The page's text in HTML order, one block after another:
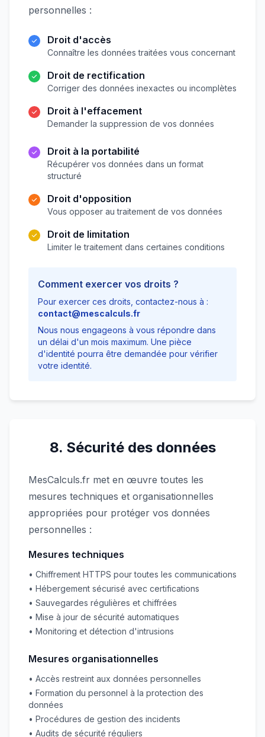
personnelles :
Droit d'accès
Connaître les données traitées vous concernant
Droit de rectification
Corriger des données inexactes ou incomplètes
Droit à l'effacement
Demander la suppression de vos données
Droit à la portabilité
Récupérer vos données dans un format
structuré
Droit d'opposition
Vous opposer au traitement de vos données
Droit de limitation
Limiter le traitement dans certaines conditions
Comment exercer vos droits ?
Pour exercer ces droits, contactez-nous à :
contact@mescalculs.fr
Nous nous engageons à vous répondre dans
un délai d'un mois maximum. Une pièce
d'identité pourra être demandée pour vérifier
votre identité.
8. Sécurité des données
MesCalculs.fr met en œuvre toutes les
mesures techniques et organisationnelles
appropriées pour protéger vos données
personnelles :
Mesures techniques
• Chiffrement HTTPS pour toutes les communications
• Hébergement sécurisé avec certifications
• Sauvegardes régulières et chiffrées
• Mise à jour de sécurité automatiques
• Monitoring et détection d'intrusions
Mesures organisationnelles
• Accès restreint aux données personnelles
• Formation du personnel à la protection des
données
• Procédures de gestion des incidents
• Audits de sécurité réguliers